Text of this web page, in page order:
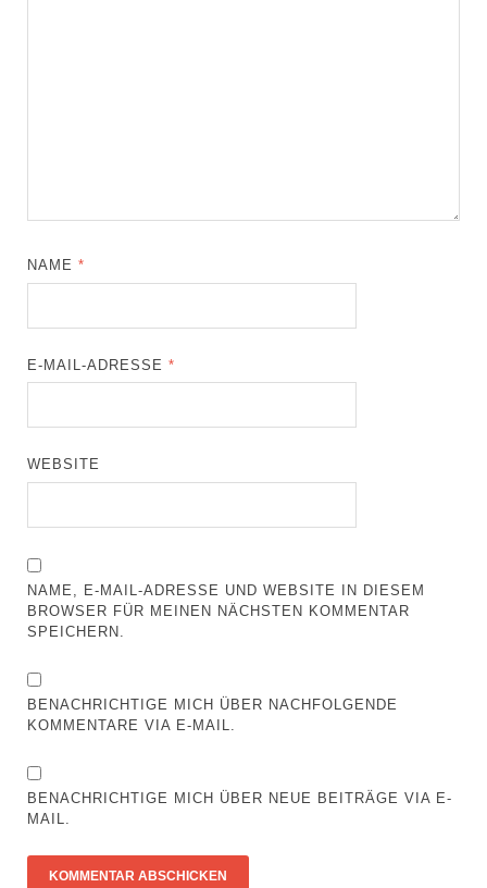
NAME*
E-MAIL-ADRESSE*
WEBSITE
NAME, E-MAIL-ADRESSE UND WEBSITE IN DIESEM
BROWSER FÜR MEINEN NÄCHSTEN KOMMENTAR
SPEICHERN.
BENACHRICHTIGE MICH ÜBER NACHFOLGENDE
KOMMENTARE VIA E-MAIL.
BENACHRICHTIGE MICH ÜBER NEUE BEITRÄGE VIA E-
MAIL.